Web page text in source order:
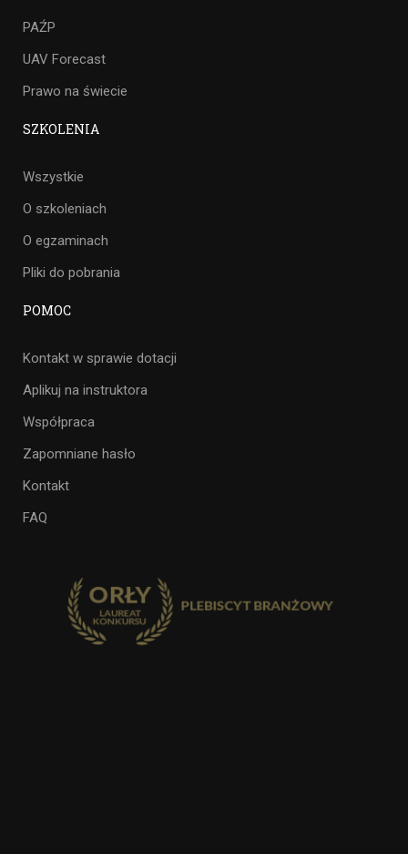
PAŹP
UAV Forecast
Prawo na świecie
SZKOLENIA
Wszystkie
O szkoleniach
O egzaminach
Pliki do pobrania
POMOC
Kontakt w sprawie dotacji
Aplikuj na instruktora
Współpraca
Zapomniane hasło
Kontakt
FAQ